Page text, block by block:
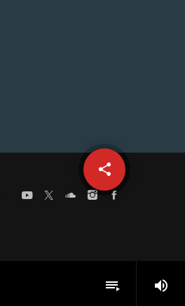
playlist_play volume_up
share
email